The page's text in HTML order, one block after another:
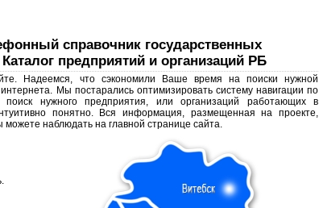
справочник государственных
предприятий и организаций РБ
Надеемся, что сэкономили Ваше время на поиски нужной
Мы постарались оптимизировать систему навигации по
поиск нужного предприятия, или организаций работающих в
понятно. Вся информация, размещенная на проекте,
наблюдать на главной странице сайта.